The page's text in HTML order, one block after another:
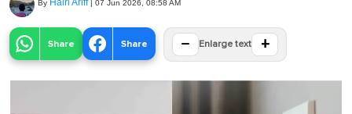
By Hairi Ariff| 07 Jun 2026, 08:58 AM
Share Share − Enlarge text +